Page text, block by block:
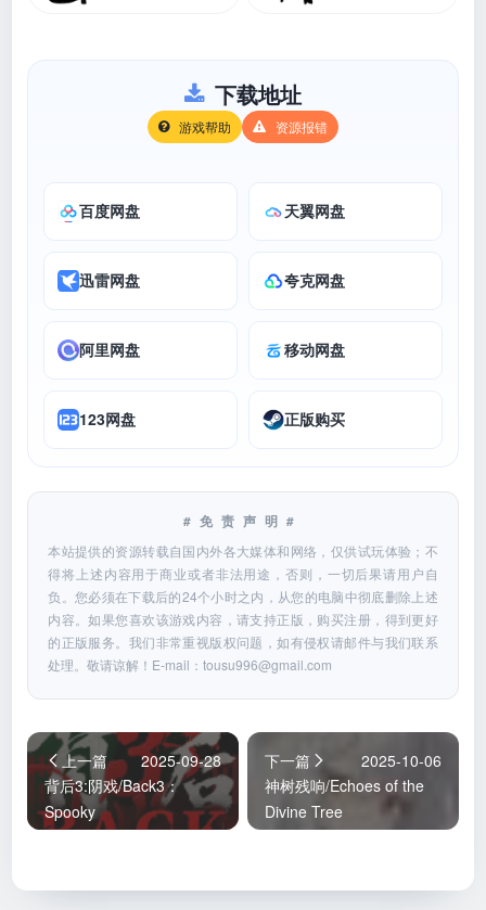
下载地址
游戏帮助 资源报错
百度网盘 天翼网盘
迅雷网盘 夸克网盘
阿里网盘 移动网盘
123网盘 正版购买
#免责声明#
本站提供的资源转载自国内外各大媒体和网络，仅供试玩体验；不
得将上述内容用于商业或者非法用途，否则，一切后果请用户自
负。您必须在下载后的24个小时之内，从您的电脑中彻底删除上述
内容。如果您喜欢该游戏内容，请支持正版，购买注册，得到更好
的正版服务。我们非常重视版权问题，如有侵权请邮件与我们联系
处理。敬请谅解！E-mail：tousu996@gmail.com
上一篇
2025-09-28
背后3:阴戏/Back3：
Spooky
下一篇
2025-10-06
神树残响/Echoes of the
Divine Tree